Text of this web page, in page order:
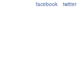
facebook twitter